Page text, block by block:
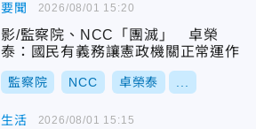
要聞
影/監察院、NCC「團滅」 卓榮
泰：國民有義務讓憲政機關正常運作
監察院 NCC 卓榮泰
2026/08/01 15:20
生活 2026/08/01 15:15